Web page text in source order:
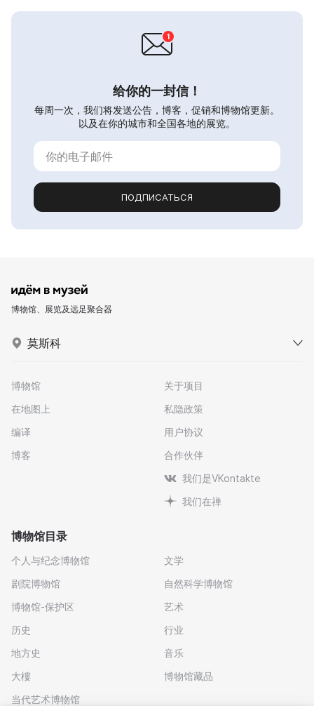
给你的一封信！
每周一次，我们将发送公告，博客，促销和博物馆更新。
以及在你的城市和全国各地的展览。
ПОДПИСАТЬСЯ
博物馆、展览及远足聚合器
莫斯科
博物馆
在地图上
编译
博客
关于项目
私隐政策
用户协议
合作伙伴
我们是VKontakte
我们在禅
博物馆目录
个人与纪念博物馆
剧院博物馆
博物馆-保护区
历史
地方史
大樓
当代艺术博物馆
文学
自然科学博物馆
艺术
行业
音乐
博物馆藏品